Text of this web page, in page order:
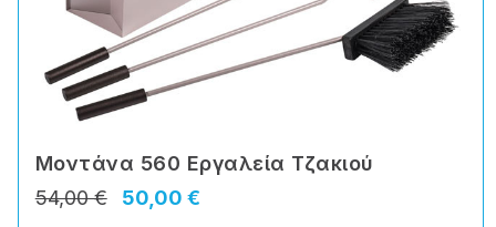
Μοντάνα 560 Εργαλεία Τζακιού
50,00 €
54,00 €